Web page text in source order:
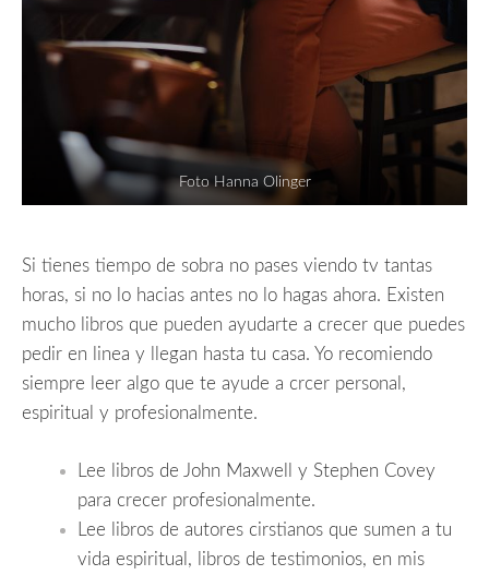
Foto Hanna Olinger
Si tienes tiempo de sobra no pases viendo tv tantas
horas, si no lo hacias antes no lo hagas ahora. Existen
mucho libros que pueden ayudarte a crecer que puedes
pedir en linea y llegan hasta tu casa. Yo recomiendo
siempre leer algo que te ayude a crcer personal,
espiritual y profesionalmente.
Lee libros de John Maxwell y Stephen Covey
para crecer profesionalmente.
Lee libros de autores cirstianos que sumen a tu
vida espiritual, libros de testimonios, en mis